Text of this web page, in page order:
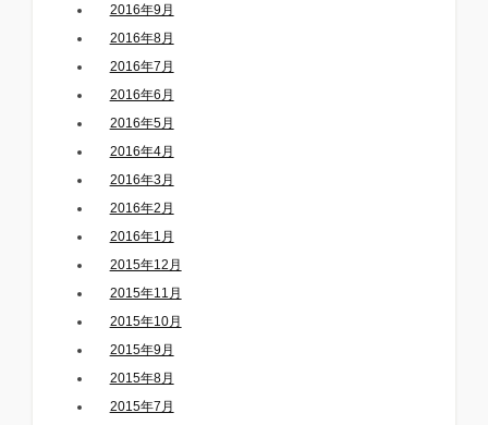
2016年9月
2016年8月
2016年7月
2016年6月
2016年5月
2016年4月
2016年3月
2016年2月
2016年1月
2015年12月
2015年11月
2015年10月
2015年9月
2015年8月
2015年7月